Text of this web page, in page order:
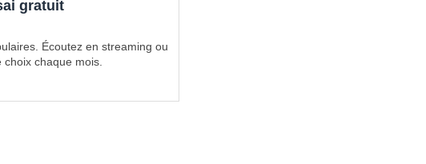
gratuit
Écoutez en streaming ou
chaque mois.